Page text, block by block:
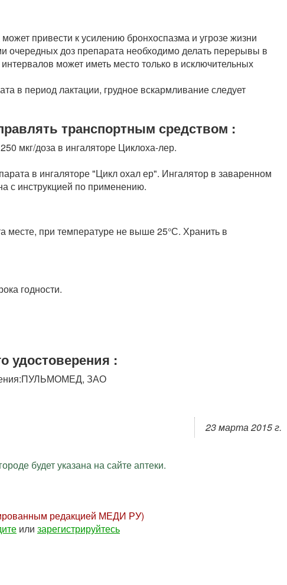
привести к усилению бронхоспазма и угрозе жизни
очередных доз препарата необходимо делать перерывы в
может иметь место только в исключительных
в период лактации, грудное вскармливание следует
транспортным средством :
мкг/доза в ингаляторе Циклоха-лер.
в ингаляторе "Цикл охал ер". Ингалятор в заваренном
с инструкцией по применению.
месте, при температуре не выше 25°С. Хранить в
годности.
удостоверения :
ЗАО
23 марта 2015 г.
будет указана на сайте аптеки.
редакцией МЕДИ РУ)
или зарегистрируйтесь